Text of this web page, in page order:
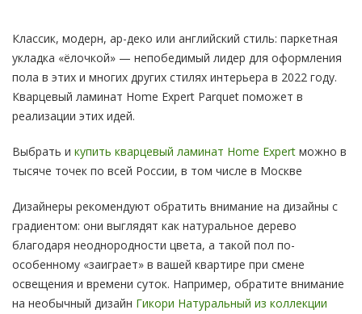
Классик, модерн, ар-деко или английский стиль: паркетная
укладка «ёлочкой» — непобедимый лидер для оформления
пола в этих и многих других стилях интерьера в 2022 году.
Кварцевый ламинат Home Expert Parquet поможет в
реализации этих идей.
Выбрать и купить кварцевый ламинат Home Expert можно в
тысяче точек по всей России, в том числе в Москве
Дизайнеры рекомендуют обратить внимание на дизайны с
градиентом: они выглядят как натуральное дерево
благодаря неоднородности цвета, а такой пол по-
особенному «заиграет» в вашей квартире при смене
освещения и времени суток. Например, обратите внимание
на необычный дизайн Гикори Натуральный из коллекции